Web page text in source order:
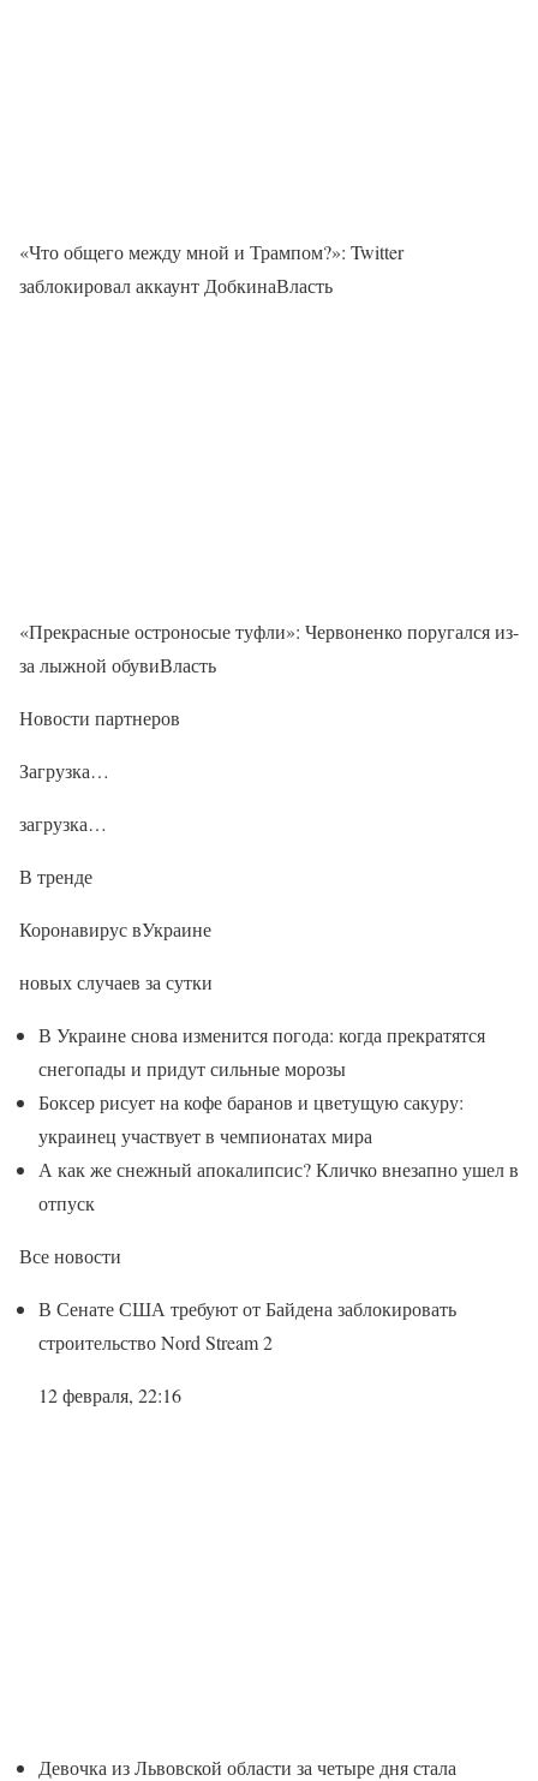
«Что общего между мной и Трампом?»: Twitter
заблокировал аккаунт ДобкинаВласть
«Прекрасные остроносые туфли»: Червоненко поругался из-
за лыжной обувиВласть
Новости партнеров
Загрузка…
загрузка…
В тренде
Коронавирус вУкраине
новых случаев за сутки
В Украине снова изменится погода: когда прекратятся
снегопады и придут сильные морозы
Боксер рисует на кофе баранов и цветущую сакуру:
украинец участвует в чемпионатах мира
А как же снежный апокалипсис? Кличко внезапно ушел в
отпуск
Все новости
В Сенате США требуют от Байдена заблокировать
строительство Nord Stream 2
12 февраля, 22:16
Девочка из Львовской области за четыре дня стала